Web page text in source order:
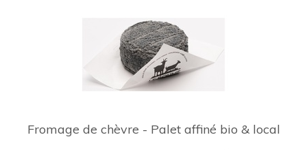
Fromage de chèvre - Palet affiné bio & local